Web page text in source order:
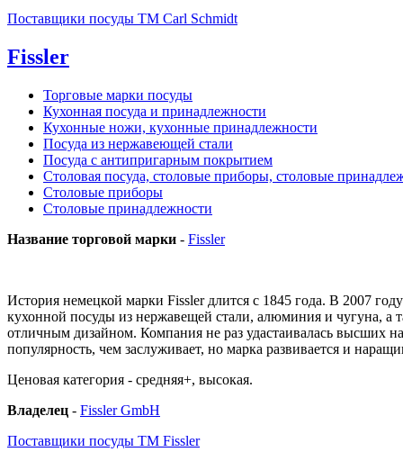
Поставщики посуды ТМ Carl Schmidt
Fissler
Торговые марки посуды
Кухонная посуда и принадлежности
Кухонные ножи, кухонные принадлежности
Посуда из нержавеющей стали
Посуда с антипригарным покрытием
Столовая посуда, столовые приборы, столовые
Столовые приборы
Столовые принадлежности
Название торговой марки - Fissler
История немецкой марки Fissler длится с 1845 года. В 2007
кухонной посуды из нержавещей стали, алюминия и чугуна, а
отличным дизайном. Компания не раз удастаивалась высших
популярность, чем заслуживает, но марка развивается и
Ценовая категория - средняя+, высокая.
Владелец - Fissler GmbH
Поставщики посуды ТМ Fissler